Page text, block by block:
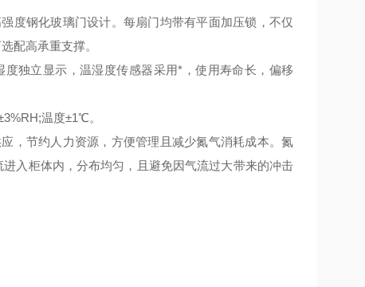
度钢化玻璃门设计。每扇门均带有平面加压锁，不仅
配高承重支撑。
独立显示，温湿度传感器采用*，使用寿命长，偏移
温度±1℃。
，节约人力资源，方便管理且减少氮气消耗成本。氮
入柜体内，分布均匀，且避免因气流过大带来的冲击